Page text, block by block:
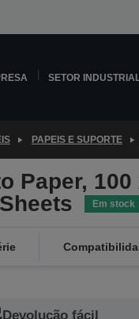
SETOR
PAPEIS E SUPORTE
Paper, 100
Em stock
Devolução fácil